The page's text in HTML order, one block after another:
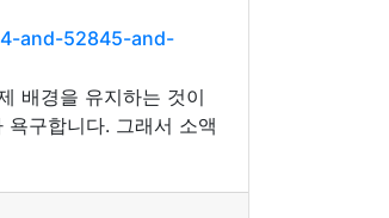
and-52845-and-
배경을 유지하는 것이
구합니다. 그래서 소액